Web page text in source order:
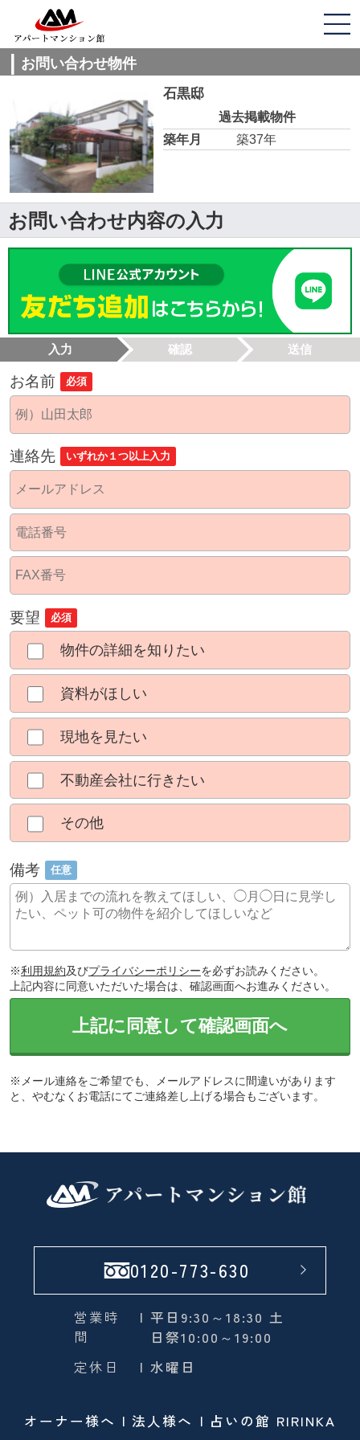
お問い合わせ物件
石黒邸
過去掲載物件
築年月
築37年
お問い合わせ内容の入力
入力 確認 送信
お名前 必須
連絡先 いずれか１つ以上入力
要望 必須
物件の詳細を知りたい
資料がほしい
現地を見たい
不動産会社に行きたい
その他
備考 任意
※利用規約及びプライバシーポリシーを必ずお読みください。
上記内容に同意いただいた場合は、確認画面へお進みください。
上記に同意して確認画面へ
※メール連絡をご希望でも、メールアドレスに間違いがあります
と、やむなくお電話にてご連絡差し上げる場合もございます。
0120-773-630
営業時
間
| 平日9:30～18:30 土
日祭10:00～19:00
定休日
| 水曜日
オーナー様へ 法人様へ 占いの館 RIRINKA